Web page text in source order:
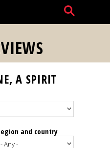
A SPIRIT
and country